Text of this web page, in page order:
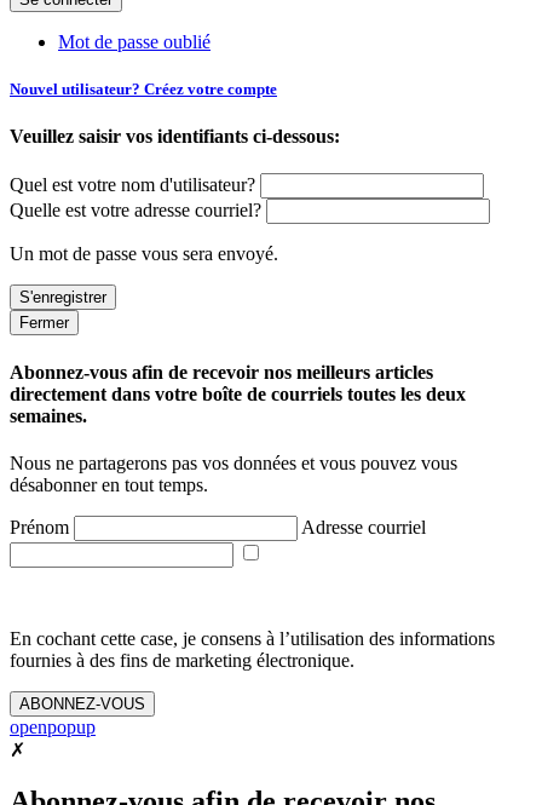
Mot de passe oublié
Nouvel utilisateur? Créez votre compte
Veuillez saisir vos identifiants ci-dessous:
Quel est votre nom d'utilisateur?
Quelle est votre adresse courriel?
Un mot de passe vous sera envoyé.
Fermer
Abonnez-vous afin de recevoir nos meilleurs articles
directement dans votre boîte de courriels toutes les deux
semaines.
Nous ne partagerons pas vos données et vous pouvez vous
désabonner en tout temps.
Prénom Adresse courriel
En cochant cette case, je consens à l’utilisation des informations
fournies à des fins de marketing électronique.
ABONNEZ-VOUS
openpopup
✗